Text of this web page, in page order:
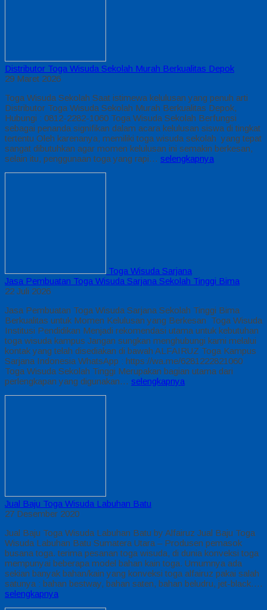
Distributor Toga Wisuda Sekolah Murah Berkualitas Depok
29 Maret 2026
Toga Wisuda Sekolah Saat istimewa kelulusan yang penuh arti
Distributor Toga Wisuda Sekolah Murah Berkualitas Depok,
Hubungi : 0812-2282-1060 Toga Wisuda Sekolah Berfungsi
sebagai penanda signifikan dalam acara kelulusan siswa di tingkat
tertentu Oleh karenanya, memiliki toga wisuda sekolah yang tepat
sangat dibutuhkan agar momen kelulusan ini semakin berkesan,
selain itu, penggunaan toga yang rapi… selengkapnya
Toga Wisuda Sarjana
Jasa Pembuatan Toga Wisuda Sarjana Sekolah Tinggi Bima
22 Juli 2026
Jasa Pembuatan Toga Wisuda Sarjana Sekolah Tinggi Bima
Berkualitas untuk Momen Kelulusan yang Berkesan Toga Wisuda
Institusi Pendidikan Menjadi rekomendasi utama untuk kebutuhan
toga wisuda kampus Jangan sungkan menghubungi kami melalui
kontak yang telah disediakan di bawah ALFAIRUZ Toga Kampus
Sarjana Indonesia WhatsApp : https://wa.me/6281222821060
Toga Wisuda Sekolah Tinggi Merupakan bagian utama dari
perlengkapan yang digunakan… selengkapnya
Jual Baju Toga Wisuda Labuhan Batu
27 Desember 2020
Jual Baju Toga Wisuda Labuhan Batu by Alfairuz Jual Baju Toga
Wisuda Labuhan Batu Sumatera Utara – Produsen pemasok
busana toga. terima pesanan toga wisuda, di dunia konveksi toga
mempunyai beberapa model bahan kain toga. Umumnya ada
sekian banyak bahan/kain yang konveksi toga alfairuz pakai salah
satunya : bahan bestway, bahan saten, bahan beludru, jet-black….
selengkapnya